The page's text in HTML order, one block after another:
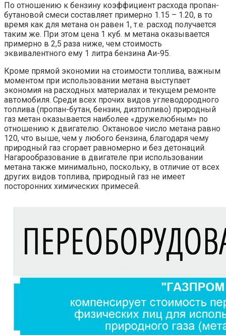
По отношению к бензину коэффициент расхода пропан-
бутановой смеси составляет примерно 1.15 – 1.20, в то
время как для метана он равен 1, т.е. расход получается
таким же. При этом цена 1 куб. м метана оказывается
примерно в 2,5 раза ниже, чем стоимость
эквивалентного ему 1 литра бензина Аи-95.
Кроме прямой экономии на стоимости топлива, важным
моментом при использовании метана выступает
экономия на расходных материалах и текущем ремонте
автомобиля. Среди всех прочих видов углеводородного
топлива (пропан-бутан, бензин, дизтопливо) природный
газ метан оказывается наиболее «дружелюбным» по
отношению к двигателю. Октановое число метана равно
120, что выше, чем у любого бензина, благодаря чему
природный газ сгорает равномерно и без детонаций.
Нагарообразование в двигателе при использовании
метана также минимально, поскольку, в отличие от всех
других видов топлива, природный газ не имеет
посторонних химических примесей.